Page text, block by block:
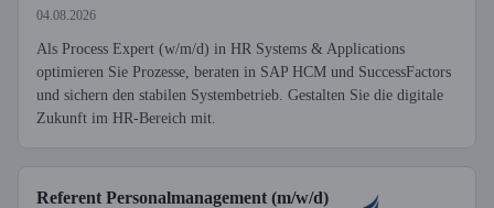
04.08.2026
Als Process Expert (w/m/d) in HR Systems & Applications
optimieren Sie Prozesse, beraten in SAP HCM und SuccessFactors
und sichern den stabilen Systembetrieb. Gestalten Sie die digitale
Zukunft im HR-Bereich mit.
Referent Personalmanagement (m/w/d)